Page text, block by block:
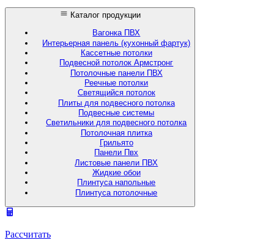
Каталог продукции
Вагонка ПВХ
Интерьерная панель (кухонный фартук)
Кассетные потолки
Подвесной потолок Армстронг
Потолочные панели ПВХ
Реечные потолки
Светящийся потолок
Плиты для подвесного потолка
Подвесные системы
Светильники для подвесного потолка
Потолочная плитка
Грильято
Панели Пвх
Листовые панели ПВХ
Жидкие обои
Плинтуса напольные
Плинтуса потолочные
Рассчитать